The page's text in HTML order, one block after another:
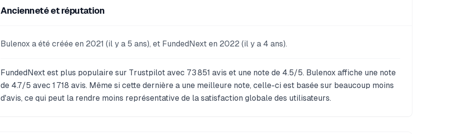
Ancienneté et réputation
Bulenox a été créée en 2021 (il y a 5 ans), et FundedNext en 2022 (il y a 4 ans).
FundedNext est plus populaire sur Trustpilot avec 73 851 avis et une note de 4.5/5. Bulenox affiche une note
de 4.7/5 avec 1 718 avis. Même si cette dernière a une meilleure note, celle-ci est basée sur beaucoup moins
d'avis, ce qui peut la rendre moins représentative de la satisfaction globale des utilisateurs.